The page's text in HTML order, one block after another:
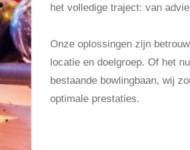
het volledige traject: van
Onze oplossingen zijn
locatie en doelgroep. Of het
bestaande bowlingbaan, wij
optimale prestaties.